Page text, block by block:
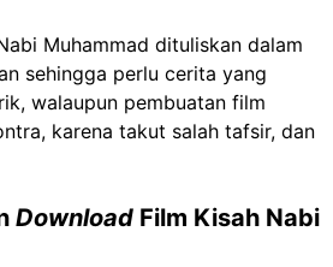
Muhammad dituliskan dalam
sehingga perlu cerita yang
walaupun pembuatan film
karena takut salah tafsir, dan
Download Film Kisah Nabi